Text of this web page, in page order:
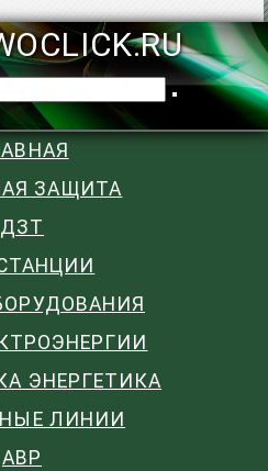
ЗАЩИТА
ДЗТ
ЭНЕРГЕТИКА
ЛИНИИ
АВР